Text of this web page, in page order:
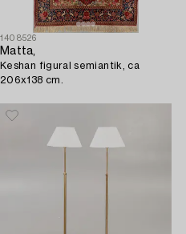
1408526
Matta,
Keshan figural semiantik, ca
206x138 cm.